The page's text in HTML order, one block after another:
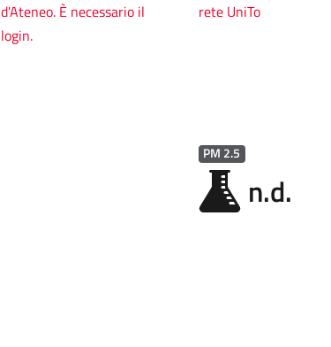
d'Ateneo. È necessario il
login.
rete UniTo
PM 2.5
n.d.